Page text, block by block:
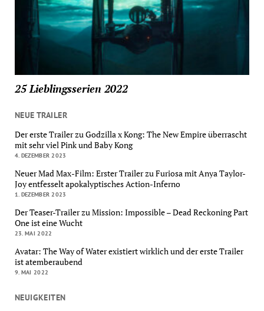
25 Lieblingsserien 2022
NEUE TRAILER
Der erste Trailer zu Godzilla x Kong: The New Empire überrascht
mit sehr viel Pink und Baby Kong
4. DEZEMBER 2023
Neuer Mad Max-Film: Erster Trailer zu Furiosa mit Anya Taylor-
Joy entfesselt apokalyptisches Action-Inferno
1. DEZEMBER 2023
Der Teaser-Trailer zu Mission: Impossible – Dead Reckoning Part
One ist eine Wucht
23. MAI 2022
Avatar: The Way of Water existiert wirklich und der erste Trailer
ist atemberaubend
9. MAI 2022
NEUIGKEITEN